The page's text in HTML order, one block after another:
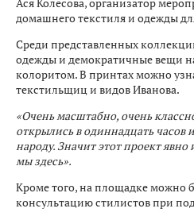
домашнего текстиля и одежды
Среди представленных
одежды и демократичные вещи
колоритом. В принтах можно
текстильщиц и видов Иванова.
«Очень масштабно, очень
открылись в одиннадцать часов
народу. Значит этот проект
мы здесь».
Кроме того, на площадке можно
консультацию стилистов при